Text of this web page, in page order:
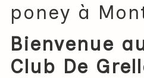
poney à
Bienvenue
Club De